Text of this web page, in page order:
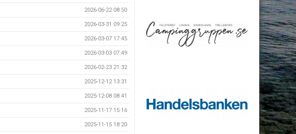
2026-06-22 08:50
2026-03-31 09:25
2026-03-07 17:45
2026-03-03 07:49
2026-02-23 21:32
2025-12-12 13:31
2025-12-08 08:41
2025-11-17 15:16
2025-11-15 18:20